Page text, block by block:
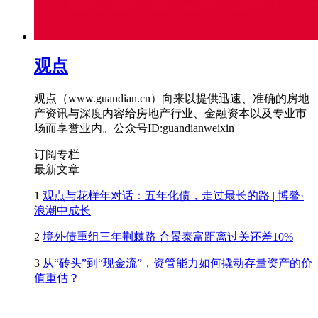
观点
观点（www.guandian.cn）向来以提供迅速、准确的房地
产资讯与深度内容给房地产行业、金融资本以及专业市
场而享誉业内。公众号ID:guandianweixin
订阅专栏
最新文章
1 观点与花样年对话：五年化债，走过最长的路 | 博鳌·
浪潮中成长
2 境外债重组三年荆棘路 合景泰富距离过关还差10%
3 从“砖头”到“现金流”，资管能力如何撬动存量资产的价
值重估？